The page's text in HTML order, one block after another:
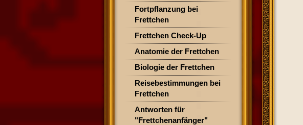
Fortpflanzung bei
Frettchen
Frettchen Check-Up
Anatomie der Frettchen
Biologie der Frettchen
Reisebestimmungen bei
Frettchen
Antworten für
"Frettchenanfänger"